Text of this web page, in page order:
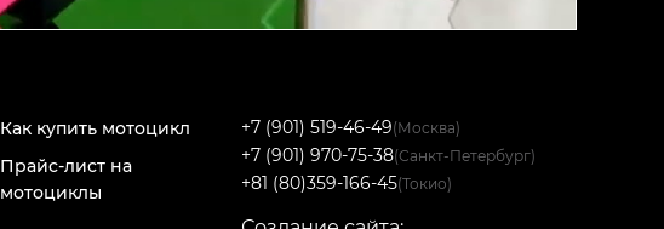
Как купить мотоцикл
Прайс-лист на
мотоциклы
+7 (901) 519-46-49(Москва)
+7 (901) 970-75-38(Санкт-Петербург)
+81 (80)359-166-45(Токио)